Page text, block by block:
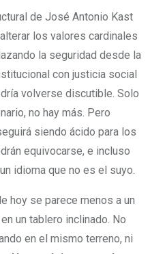
de José Antonio Kast
los valores cardinales
la seguridad desde la
con justicia social
volverse discutible. Solo
no hay más. Pero
siendo ácido para los
equivocarse, e incluso
idioma que no es el suyo.
hoy se parece menos a un
un tablero inclinado. No
en el mismo terreno, ni